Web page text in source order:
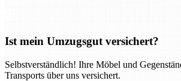
Ist mein Umzugsgut versichert?
Selbstverständlich! Ihre Möbel und
Transports über uns versichert.